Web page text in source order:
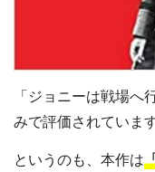
「ジョニーは戦場へ
みで評価されていま
というのも、本作は